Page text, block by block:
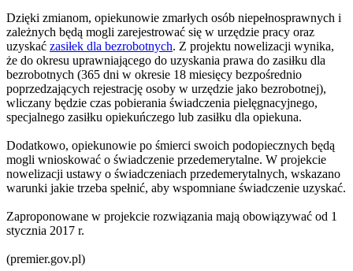
Dzięki zmianom, opiekunowie zmarłych osób niepełnosprawnych i
zależnych będą mogli zarejestrować się w urzędzie pracy oraz
uzyskać zasiłek dla bezrobotnych. Z projektu nowelizacji wynika,
że do okresu uprawniającego do uzyskania prawa do zasiłku dla
bezrobotnych (365 dni w okresie 18 miesięcy bezpośrednio
poprzedzających rejestrację osoby w urzędzie jako bezrobotnej),
wliczany będzie czas pobierania świadczenia pielęgnacyjnego,
specjalnego zasiłku opiekuńczego lub zasiłku dla opiekuna.
Dodatkowo, opiekunowie po śmierci swoich podopiecznych będą
mogli wnioskować o świadczenie przedemerytalne. W projekcie
nowelizacji ustawy o świadczeniach przedemerytalnych, wskazano
warunki jakie trzeba spełnić, aby wspomniane świadczenie uzyskać.
Zaproponowane w projekcie rozwiązania mają obowiązywać od 1
stycznia 2017 r.
(premier.gov.pl)